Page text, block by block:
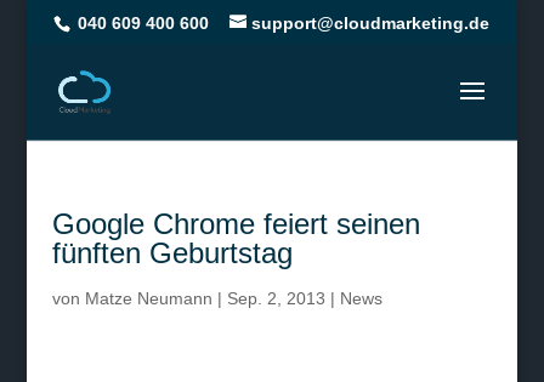
040 609 400 600 support@cloudmarketing.de
Google Chrome feiert seinen
fünften Geburtstag
von Matze Neumann | Sep. 2, 2013 | News